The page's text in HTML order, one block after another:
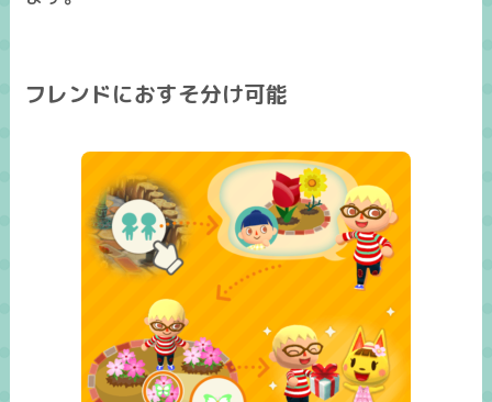
フレンドにおすそ分け可能